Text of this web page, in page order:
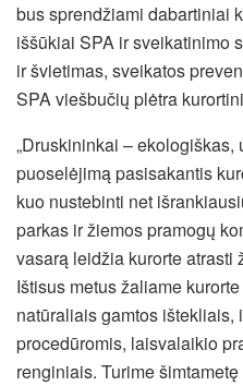
bus sprendžiami dabartiniai
iššūkiai SPA ir sveikatinimo
ir švietimas, sveikatos
SPA viešbučių plėtra
„Druskininkai –
puoselėjimą pasisakantis
kuo nustebinti net
parkas ir žiemos pramogų
vasarą leidžia kurorte atrasti
Ištisus metus žaliame
natūraliais gamtos ištekliais,
procedūromis, laisvalaikio
renginiais. Turime